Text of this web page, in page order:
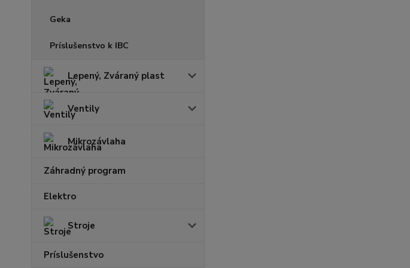
Geka
Príslušenstvo k IBC
Lepený, Zváraný plast
Ventily
Mikrozávlaha
Záhradný program
Elektro
Stroje
Príslušenstvo